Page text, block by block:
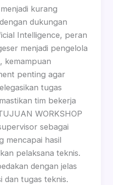
kurang
dukungan
Intelligence, peran
menjadi pengelola
kemampuan
penting agar
tugas
tim bekerja
WORKSHOP
sebagai
mencapai hasil
pelaksana teknis.
dengan jelas
dan tugas teknis.